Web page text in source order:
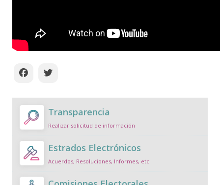
Transparencia
Realizar solicitud de información
Estrados Electrónicos
Acuerdos, Resoluciones, Informes, etc